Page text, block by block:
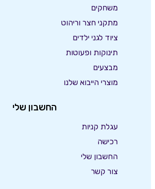
משחקים
מתקני חצר וריהוט
ציוד לגני ילדים
תינוקות ופעוטות
מבצעים
מוצרי הייבוא שלנו
החשבון שלי
עגלת קניות
רכישה
החשבון שלי
צור קשר